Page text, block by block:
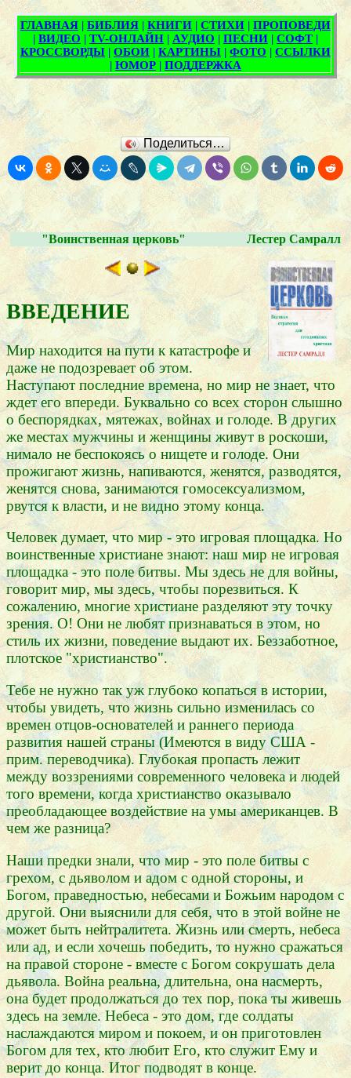
Поделиться…
"Воинственная церковь" Лестер Самралл
ВВЕДЕНИЕ
Мир находится на пути к катастрофе и
даже не подозревает об этом.
Наступают последние времена, но мир не знает, что
ждет его впереди. Буквально со всех сторон слышно
о беспорядках, мятежах, войнах и голоде. В других
же местах мужчины и женщины живут в роскоши,
нимало не беспокоясь о нищете и голоде. Они
прожигают жизнь, напиваются, женятся, разводятся,
женятся снова, занимаются гомосексуализмом,
рвутся к власти, и не видно этому конца.
Человек думает, что мир - это игровая площадка. Но
воинственные христиане знают: наш мир не игровая
площадка - это поле битвы. Мы здесь не для войны,
говорит мир, мы здесь, чтобы порезвиться. К
сожалению, многие христиане разделяют эту точку
зрения. О! Они не любят признаваться в этом, но
стиль их жизни, поведение выдают их. Беззаботное,
плотское "христианство".
Тебе не нужно так уж глубоко копаться в истории,
чтобы увидеть, что жизнь сильно изменилась со
времен отцов-основателей и раннего периода
развития нашей страны (Имеются в виду США -
прим. переводчика). Глубокая пропасть лежит
между воззрениями современного человека и людей
того времени, когда христианство оказывало
преобладающее воздействие на умы американцев. В
чем же разница?
Наши предки знали, что мир - это поле битвы с
грехом, с дьяволом и адом с одной стороны, и
Богом, праведностью, небесами и Божьим народом с
другой. Они выяснили для себя, что в этой войне не
может быть нейтралитета. Жизнь или смерть, небеса
или ад, и если хочешь победить, то нужно сражаться
на правой стороне - вместе с Богом сокрушать дела
дьявола. Война реальна, длительна, она насмерть,
она будет продолжаться до тех пор, пока ты живешь
здесь на земле. Небеса - это дом, где солдаты
наслаждаются миром и покоем, и он приготовлен
Богом для тех, кто любит Его, кто служит Ему и
верит до конца. Итог подводят в конце.